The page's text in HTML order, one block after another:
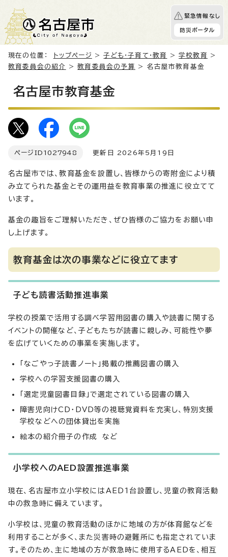
緊急情報なし
防災ポータル
現在の位置： トップページ >子ども・子育て・教育 >学校教育
>
教育委員会の紹介
>教育委員会の予算 > 名古屋市教育基金
名古屋市教育基金
ページID 1027948 更新日 2026年5月19日
名古屋市では、教育基金を設置し、皆様からの寄附金により積
み立てられた基金とその運用益を教育事業の推進に役立てて
います。
基金の趣旨をご理解いただき、ぜひ皆様のご協力をお願い申
し上げます。
教育基金は次の事業などに役立てます
子ども読書活動推進事業
学校の授業で活用する調べ学習用図書の購入や読書に関する
イベントの開催など、子どもたちが読書に親しみ、可能性や夢
を広げていくための事業を実施します。
「なごやっ子読書ノート」掲載の推薦図書の購入
学校への学習支援図書の購入
「選定児童図書目録」で選定されている図書の購入
障害児向けCD・DVD等の視聴覚資料を充実し、特別支援
学校などへの団体貸出を実施
絵本の紹介冊子の作成 など
小学校へのAED設置推進事業
現在、名古屋市立小学校にはAED1台設置し、児童の教育活動
中の救急時に備えています。
小学校は、児童の教育活動のほかに地域の方が体育館などを
利用することが多く、また災害時の避難所にも指定されていま
す。そのため、主に地域の方が救急時に使用するAEDを、相互